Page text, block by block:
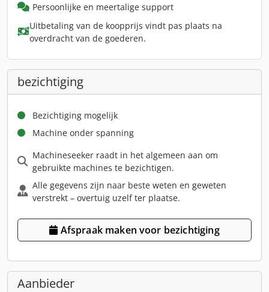
Persoonlijke en meertalige support
Uitbetaling van de koopprijs vindt pas plaats na
overdracht van de goederen.
bezichtiging
Bezichtiging mogelijk
Machine onder spanning
Machineseeker raadt in het algemeen aan om
gebruikte machines te bezichtigen.
Alle gegevens zijn naar beste weten en geweten
verstrekt – overtuig uzelf ter plaatse.
Afspraak maken voor bezichtiging
Aanbieder